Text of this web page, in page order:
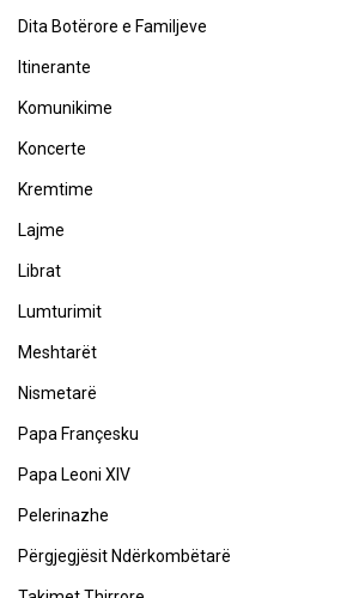
Dita Botërore e Familjeve
Itinerante
Komunikime
Koncerte
Kremtime
Lajme
Librat
Lumturimit
Meshtarët
Nismetarë
Papa Françesku
Papa Leoni XIV
Pelerinazhe
Përgjegjësit Ndërkombëtarë